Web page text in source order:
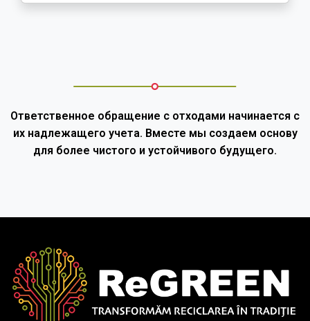
Ответственное обращение с отходами начинается с
их надлежащего учета. Вместе мы создаем основу
для более чистого и устойчивого будущего.